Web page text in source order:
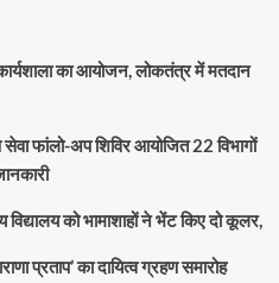
का आयोजन, लोकतंत्र में मतदान
फांलो-अप शिविर आयोजित 22 विभागों
विद्यालय को भामाशाहों ने भेंट किए दो कूलर,
प्रताप’ का दायित्व ग्रहण समारोह